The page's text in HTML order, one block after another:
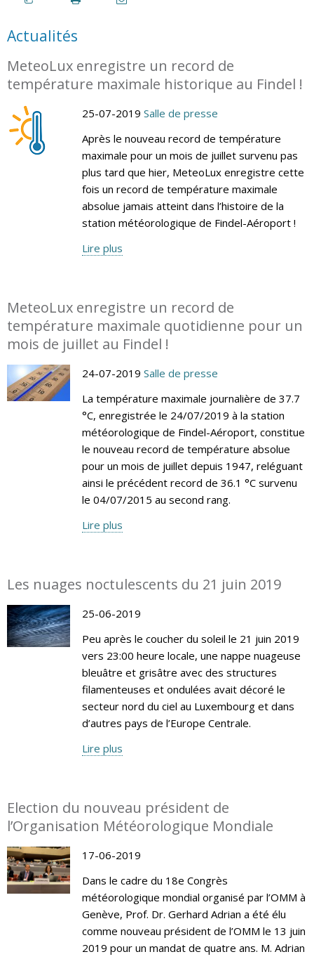
Actualités
MeteoLux enregistre un record de
température maximale historique au Findel !
25-07-2019 Salle de presse
Après le nouveau record de température
maximale pour un mois de juillet survenu pas
plus tard que hier, MeteoLux enregistre cette
fois un record de température maximale
absolue jamais atteint dans l’histoire de la
station météorologique de Findel-Aéroport !
Lire plus
MeteoLux enregistre un record de
température maximale quotidienne pour un
mois de juillet au Findel !
24-07-2019 Salle de presse
La température maximale journalière de 37.7
°C, enregistrée le 24/07/2019 à la station
météorologique de Findel-Aéroport, constitue
le nouveau record de température absolue
pour un mois de juillet depuis 1947, reléguant
ainsi le précédent record de 36.1 °C survenu
le 04/07/2015 au second rang.
Lire plus
Les nuages noctulescents du 21 juin 2019
25-06-2019
Peu après le coucher du soleil le 21 juin 2019
vers 23:00 heure locale, une nappe nuageuse
bleuâtre et grisâtre avec des structures
filamenteuses et ondulées avait décoré le
secteur nord du ciel au Luxembourg et dans
d’autres pays de l’Europe Centrale.
Lire plus
Election du nouveau président de
l’Organisation Météorologique Mondiale
17-06-2019
Dans le cadre du 18e Congrès
météorologique mondial organisé par l’OMM à
Genève, Prof. Dr. Gerhard Adrian a été élu
comme nouveau président de l’OMM le 13 juin
2019 pour un mandat de quatre ans. M. Adrian